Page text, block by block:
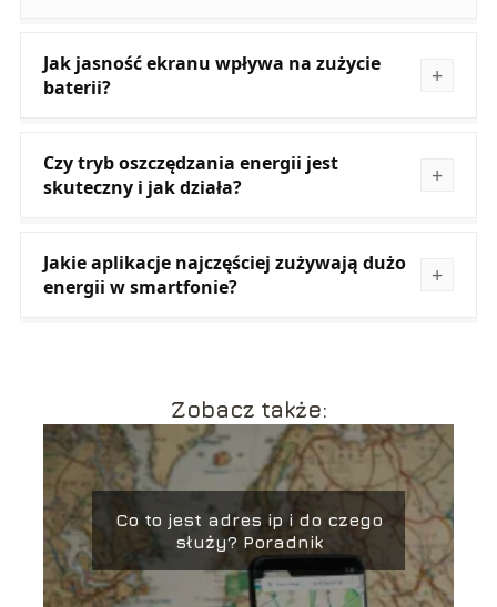
Jak jasność ekranu wpływa na zużycie
baterii?
Czy tryb oszczędzania energii jest
skuteczny i jak działa?
Jakie aplikacje najczęściej zużywają dużo
energii w smartfonie?
Zobacz także:
Co to jest adres ip i do czego
służy? Poradnik